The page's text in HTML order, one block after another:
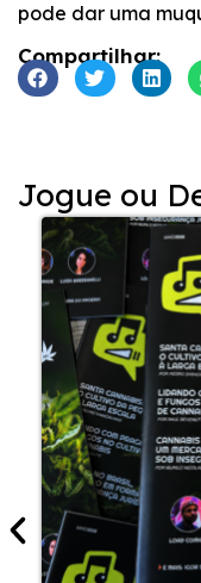
pode dar uma
Compartilhar:
Jogue ou